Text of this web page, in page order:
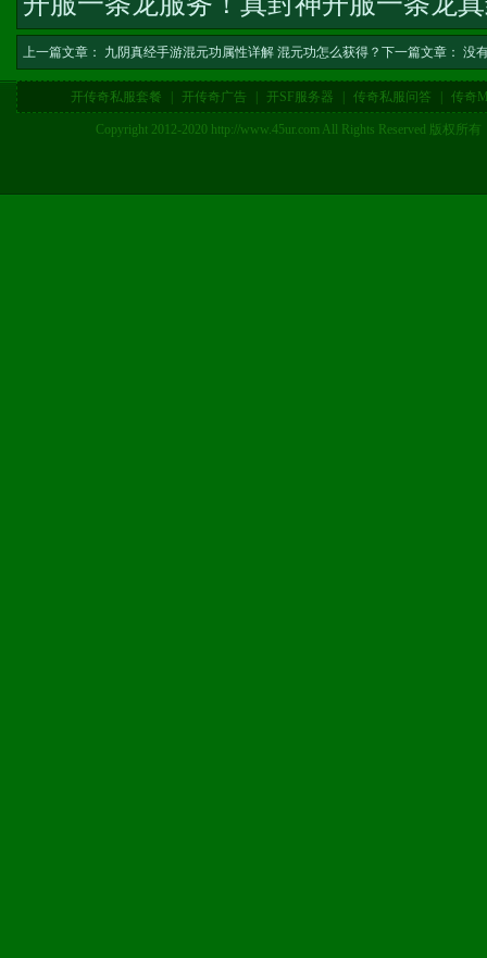
上一篇文章： 九阴真经手游混元功属性详解 混元功怎么获得？ 下一篇文章： 没
开传奇私服套餐 开传奇广告 开SF服务器 传奇私服问答 传奇
Copyright 2012-2020 http://www.45ur.com All Rights Reserved 版权